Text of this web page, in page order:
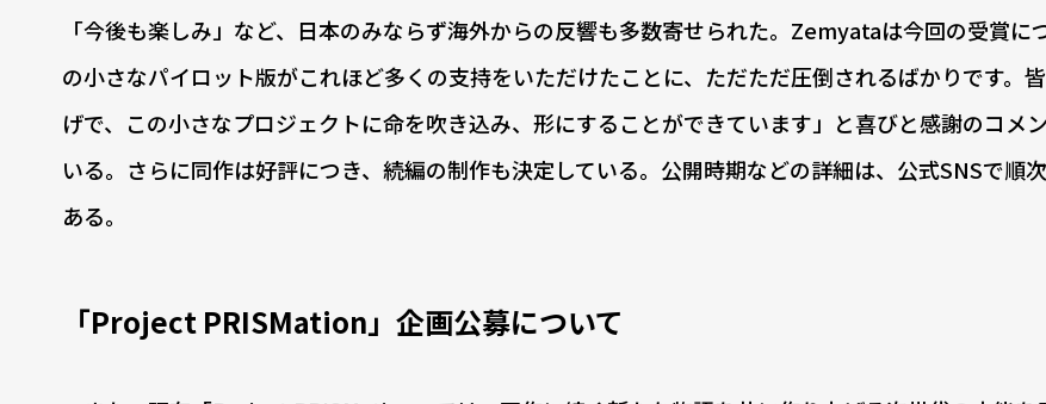
「今後も楽しみ」など、日本のみならず海外からの反響も多数寄せられた。Zemyataは今回の受賞に
の小さなパイロット版がこれほど多くの支持をいただけたことに、ただただ圧倒されるばかりです。
げで、この小さなプロジェクトに命を吹き込み、形にすることができています」と喜びと感謝のコメ
いる。さらに同作は好評につき、続編の制作も決定している。公開時期などの詳細は、公式SNSで順
ある。
「Project PRISMation」企画公募について